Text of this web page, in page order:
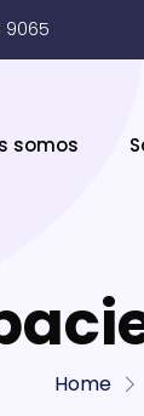
9065
somos
Home